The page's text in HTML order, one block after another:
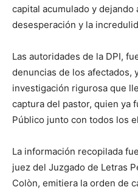
capital acumulado y dejando
desesperación y la
Las autoridades de la DPI,
denuncias de los afectados,
investigación rigurosa que
captura del pastor, quien ya
Público junto con todos los
La información recopilada
juez del Juzgado de Letras
Colòn, emitiera la orden de